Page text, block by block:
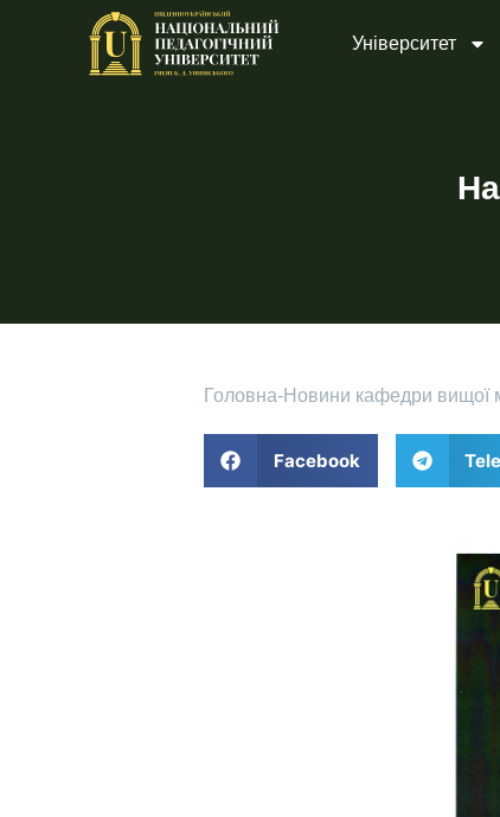
Університет
Головна-Новини кафедри вищої
Facebook